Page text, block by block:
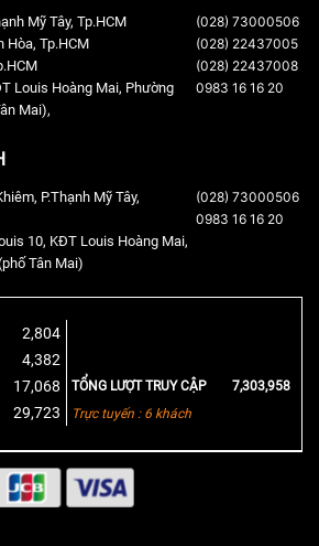
Mỹ Tây, Tp.HCM
Hòa, Tp.HCM
Louis Hoàng Mai, Phường
Mai),
(028) 73000506
(028) 22437005
(028) 22437008
0983 16 16 20
P.Thạnh Mỹ Tây,
10, KĐT Louis Hoàng Mai,
Tân Mai)
(028) 73000506
0983 16 16 20
2,804
4,382
17,068
29,723
TỔNG LƯỢT TRUY CẬP
7,303,958
Trực tuyến : 6 khách